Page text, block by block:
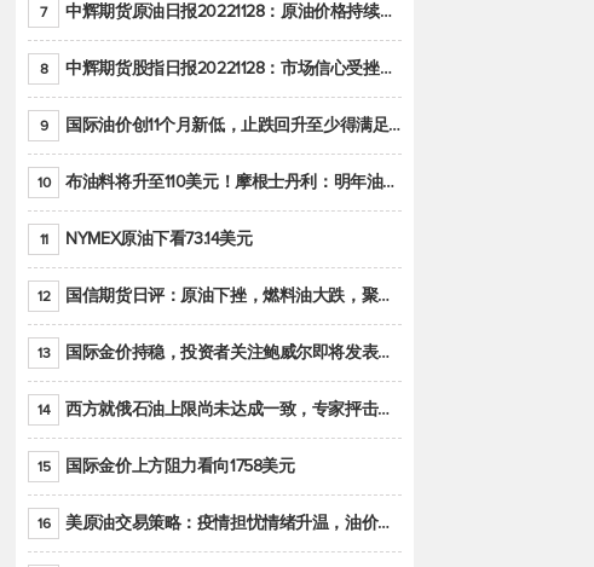
7 中辉期货原油日报20221128：原油价格持续下降，市场关注OPEC+新一轮产能政策
8 中辉期货股指日报20221128：市场信心受挫，股指全线回调
9 国际油价创11个月新低，止跌回升至少得满足二大条件之一
10 布油料将升至110美元！摩根士丹利：明年油市面临七大不确定性
11 NYMEX原油下看73.14美元
12 国信期货日评：原油下挫，燃料油大跌，聚烯烃谨慎回调
13 国际金价持稳，投资者关注鲍威尔即将发表的讲话
14 西方就俄石油上限尚未达成一致，专家抨击限价是无用功
15 国际金价上方阻力看向1758美元
16 美原油交易策略：疫情担忧情绪升温，油价跌创年内新低